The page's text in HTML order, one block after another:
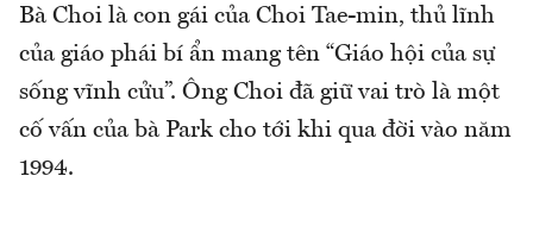
Bà Choi là con gái của Choi Tae-min, thủ lĩnh
của giáo phái bí ẩn mang tên “Giáo hội của sự
sống vĩnh cửu”. Ông Choi đã giữ vai trò là một
cố vấn của bà Park cho tới khi qua đời vào năm
1994.